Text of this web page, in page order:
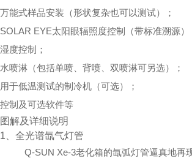
万能式样品安装（形状复杂也可以测试）；
SOLAR EYE太阳眼辐照度控制（带标准溯源）
湿度控制；
水喷淋（包括单喷、背喷、双喷淋可另选）；
用于低温测试的制冷机（可选）；
控制及可选软件等
图解及详细说明
1、全光谱氙气灯管
Q-SUN Xe-3老化箱的氙弧灯管逼真地再